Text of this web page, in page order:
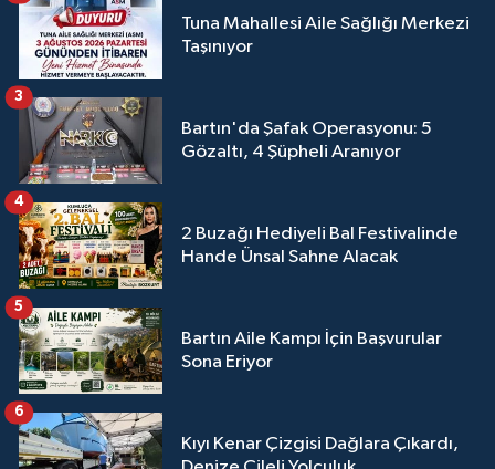
Tuna Mahallesi Aile Sağlığı Merkezi
Taşınıyor
Bartın'da Şafak Operasyonu: 5
Gözaltı, 4 Şüpheli Aranıyor
3
2 Buzağı Hediyeli Bal Festivalinde
Hande Ünsal Sahne Alacak
4
Bartın Aile Kampı İçin Başvurular
Sona Eriyor
5
Kıyı Kenar Çizgisi Dağlara Çıkardı,
6